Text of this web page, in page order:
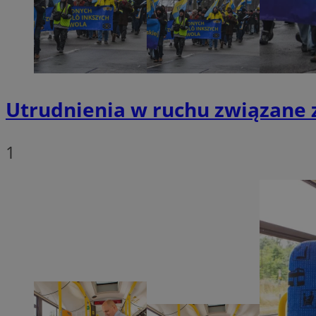
Utrudnienia w ruchu związane
1
_ga_DEDM2KCVWQ
FCCDCF
__eoi
MUID